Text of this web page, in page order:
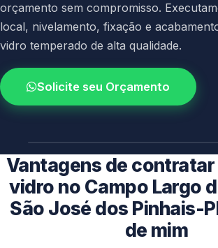
orçamento sem compromisso.
local, nivelamento, fixação e
vidro temperado de alta qualidade.
Solicite seu Orçamento
4.9 / 5.0
avaliacao dos clientes
Vantagens de
vidro no Campo Largo
São José dos Pinhais-
de mim